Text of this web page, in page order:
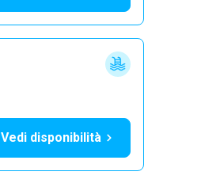
Vedi disponibilità